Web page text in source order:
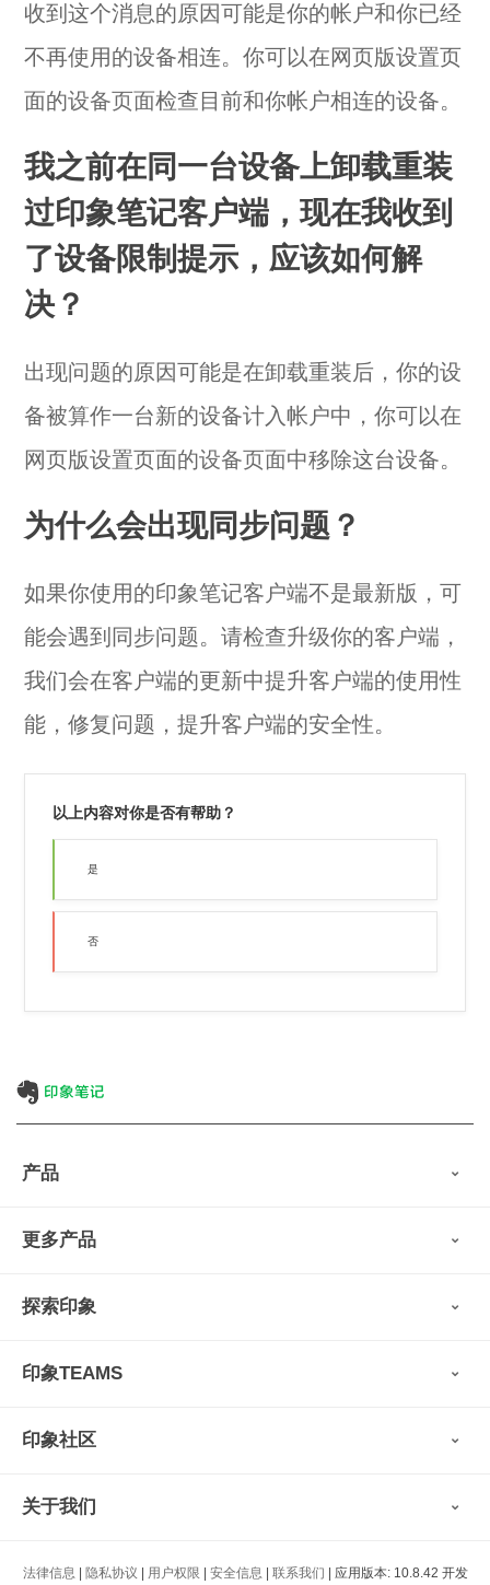
收到这个消息的原因可能是你的帐户和你已经
不再使用的设备相连。你可以在网页版设置页
面的设备页面检查目前和你帐户相连的设备。
我之前在同一台设备上卸载重装
过印象笔记客户端，现在我收到
了设备限制提示，应该如何解
决？
出现问题的原因可能是在卸载重装后，你的设
备被算作一台新的设备计入帐户中，你可以在
网页版设置页面的设备页面中移除这台设备。
为什么会出现同步问题？
如果你使用的印象笔记客户端不是最新版，可
能会遇到同步问题。请检查升级你的客户端，
我们会在客户端的更新中提升客户端的使用性
能，修复问题，提升客户端的安全性。
以上内容对你是否有帮助？
是
否
产品
会员权益
印象笔记·剪藏
更多产品
印象图记
墨笔
扫描宝
收藏家
探索印象
用户故事
视频教程
帮助支持
智能硬件
印象TEAMS
申请试用
印象社区
印象大使
关于我们
印象生态
法律信息 隐私协议 用户权限 安全信息 联系我们 | 应用版本: 10.8.42 开发